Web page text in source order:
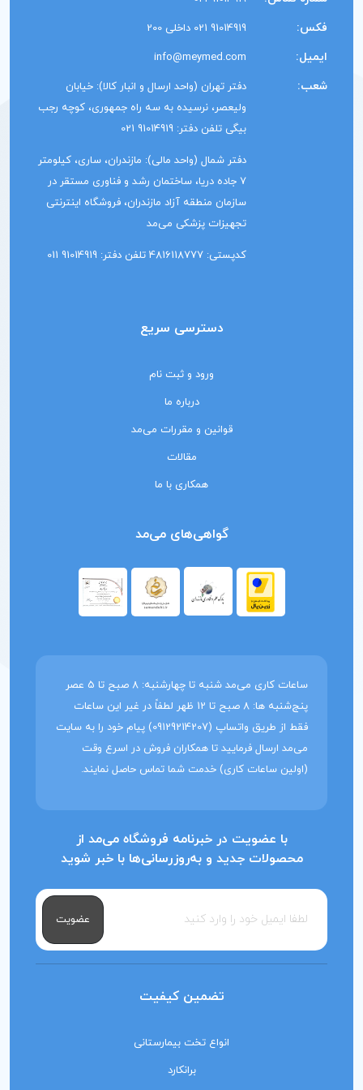
فکس: 91014919 021 داخلی 200
ایمیل: info@meymed.com
شعب:
دفتر تهران (واحد ارسال و انبار کالا): خیابان
ولیعصر، نرسیده به سه راه جمهوری، کوچه رجب
بیگی تلفن دفتر: 91014919 021
دفتر شمال (واحد مالی): مازندران، ساری، کیلومتر
7 جاده دریا، ساختمان رشد و فناوری مستقر در
سازمان منطقه آزاد مازندران، فروشگاه اینترنتی
تجهیزات پزشکی می‌مد
کدپستی: 4816118777 تلفن دفتر: 91014919 011
دسترسی سریع
ورود و ثبت نام
درباره ما
قوانین و مقررات می‌مد
مقالات
همکاری با ما
گواهی‌های می‌مد
ساعات کاری می‌مد شنبه تا چهارشنبه: 8 صبح تا 5 عصر
پنج‌شنبه ها: 8 صبح تا 12 ظهر لطفاً در غیر این ساعات
فقط از طریق واتساپ (09129214207) پیام خود را به سایت
می‌مد ارسال فرمایید تا همکاران فروش در اسرع وقت
(اولین ساعات کاری) خدمت شما تماس حاصل نمایند.
با عضویت در خبرنامه فروشگاه می‌مد از
محصولات جدید و به‌روزرسانی‌ها با خبر شوید
عضویت
تضمین کیفیت
انواع تخت بیمارستانی
برانکارد